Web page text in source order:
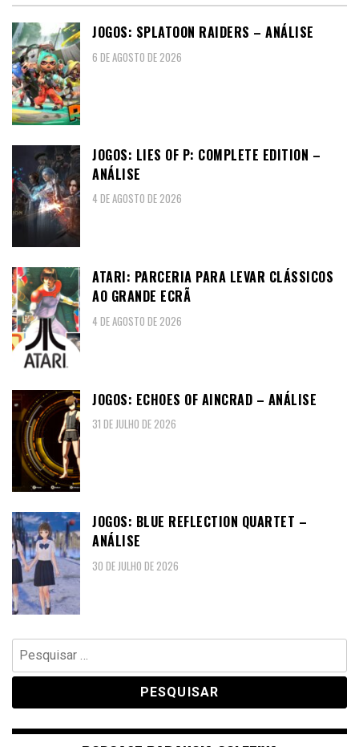
JOGOS: SPLATOON RAIDERS – ANÁLISE
6 DE AGOSTO DE 2026
JOGOS: LIES OF P: COMPLETE EDITION –
ANÁLISE
4 DE AGOSTO DE 2026
ATARI: PARCERIA PARA LEVAR CLÁSSICOS
AO GRANDE ECRÃ
4 DE AGOSTO DE 2026
JOGOS: ECHOES OF AINCRAD – ANÁLISE
31 DE JULHO DE 2026
JOGOS: BLUE REFLECTION QUARTET –
ANÁLISE
30 DE JULHO DE 2026
Pesquisar
por: